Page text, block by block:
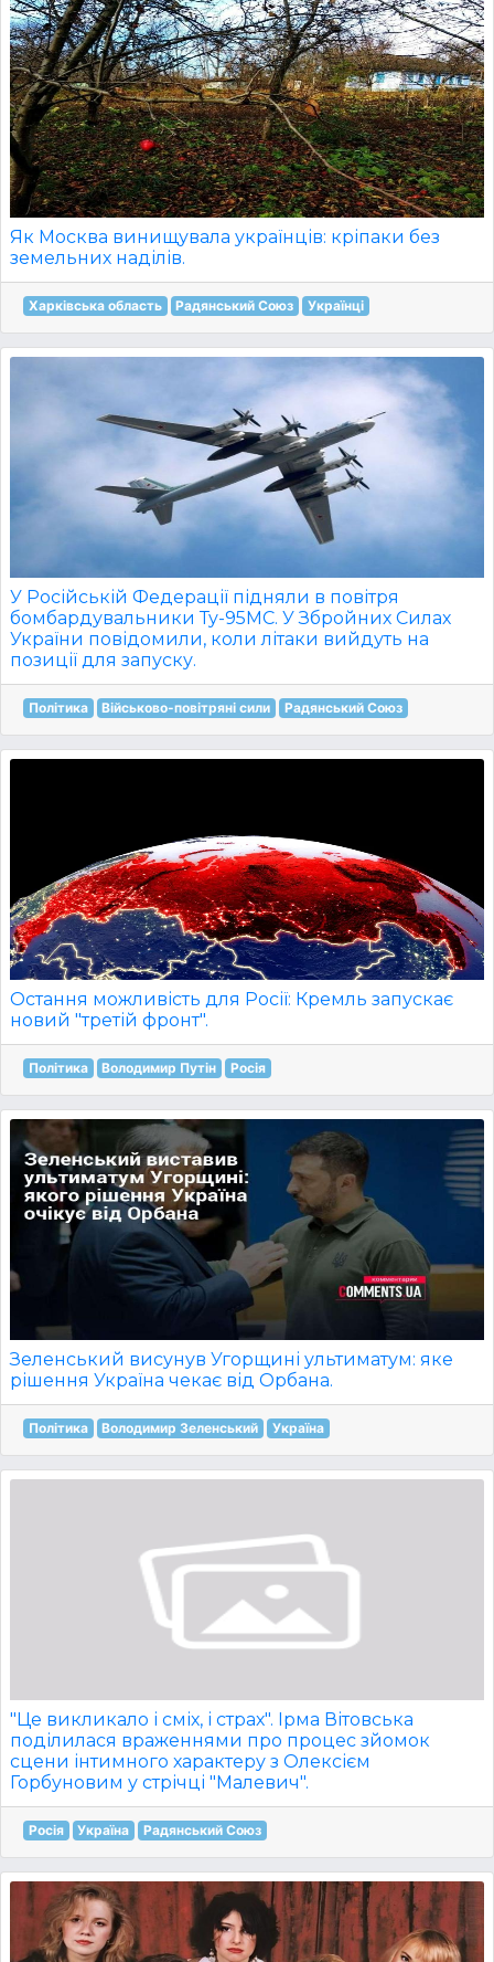
Як Москва винищувала українців: кріпаки без
земельних наділів.
Харківська область Радянський Союз Українці
У Російській Федерації підняли в повітря
бомбардувальники Ту-95МС. У Збройних Силах
України повідомили, коли літаки вийдуть на
позиції для запуску.
Політика Військово-повітряні сили Радянський Союз
Остання можливість для Росії: Кремль запускає
новий "третій фронт".
Політика Володимир Путін Росія
Зеленський висунув Угорщині ультиматум: яке
рішення Україна чекає від Орбана.
Політика Володимир Зеленський Україна
"Це викликало і сміх, і страх". Ірма Вітовська
поділилася враженнями про процес зйомок
сцени інтимного характеру з Олексієм
Горбуновим у стрічці "Малевич".
Росія Україна Радянський Союз